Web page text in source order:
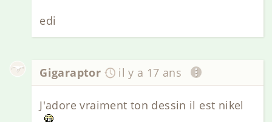
edi
Gigaraptor il y a 17 ans
J'adore vraiment ton dessin il est nikel